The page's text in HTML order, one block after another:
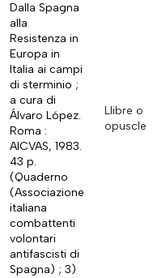
Dalla Spagna
alla
Resistenza in
Europa in
Italia ai campi
di sterminio ;
a cura di
Álvaro López.
Roma :
AICVAS, 1983.
43 p.
(Quaderno
(Associazione
italiana
combattenti
volontari
antifascisti di
Spagna) ; 3)
Llibre o
opuscle